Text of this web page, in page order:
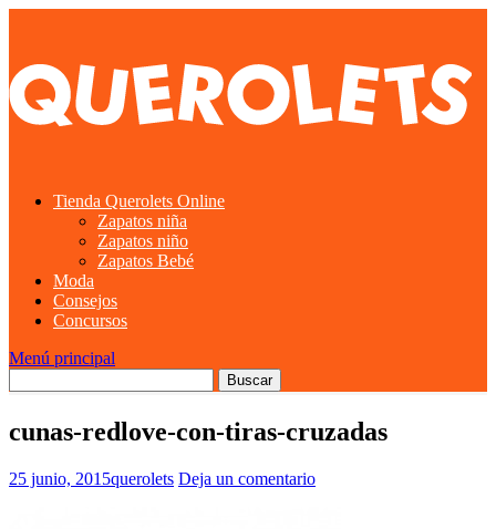
Tienda Querolets Online
Zapatos niña
Zapatos niño
Zapatos Bebé
Moda
Consejos
Concursos
Menú principal
cunas-redlove-con-tiras-cruzadas
25 junio, 2015querolets Deja un comentario